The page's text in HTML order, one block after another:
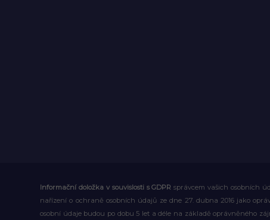
Informační doložka v souvislosti s GDPRsprávcem vašich osobních
nařízení o ochraně osobních údajů ze dne 27. dubna 2016 jako
osobní údaje budou po dobu 5 let a déle na základě oprávněného